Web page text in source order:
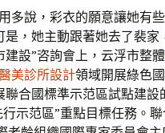
多說，彩衣的願意讓她有
是，她主動跟著她去了裴
設”咨詢會上，云浮市整
美診所設計領域開展綠色
合國標準示范區試點建
行示范區”重點目標任務。